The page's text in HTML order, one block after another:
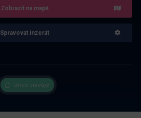
Zobrazit na mapě
Spravovat inzerát
Dnes pracuje